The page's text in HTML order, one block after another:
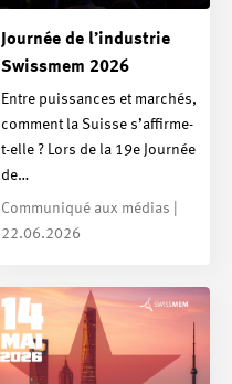
Journée de l’industrie
Swissmem 2026
Entre puissances et marchés,
comment la Suisse s’affirme-
t-elle ? Lors de la 19e Journée
de…
Communiqué aux médias |
22.06.2026